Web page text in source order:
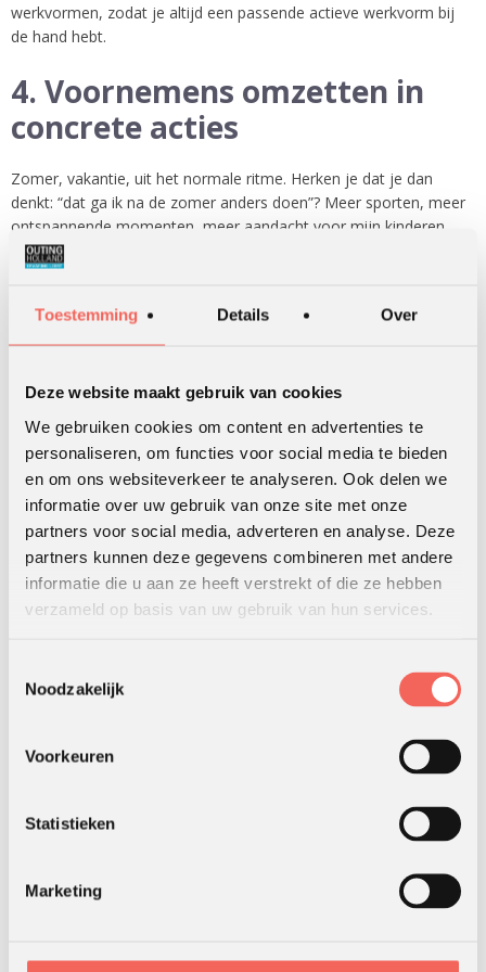
Toestemming Details Over
Deze website maakt gebruik van cookies
We gebruiken cookies om content en advertenties te
personaliseren, om functies voor social media te bieden
en om ons websiteverkeer te analyseren. Ook delen we
informatie over uw gebruik van onze site met onze
partners voor social media, adverteren en analyse. Deze
partners kunnen deze gegevens combineren met andere
informatie die u aan ze heeft verstrekt of die ze hebben
verzameld op basis van uw gebruik van hun services.
Noodzakelijk
Voorkeuren
Statistieken
Marketing
werkvormen, zodat je altijd een passende actieve werkvorm bij
de hand hebt.
4. Voornemens omzetten in
concrete acties
Zomer, vakantie, uit het normale ritme. Herken je dat je dan
denkt: “dat ga ik na de zomer anders doen”? Meer sporten, meer
ontspannende momenten, meer aandacht voor mijn kinderen,
niet meer antwoorden op de vraag van anderen “
Druk”. We weten allemaal hoe lastig het is om gedrag te
Laddervan Ben Tiggelaar je echt helpen om voornemens om te
zetten in concrete acties. Tiggelaar heeft de weg van veranderen
Doel
: de ontwikkeling die je wil zien (resultaat).
Gedrag: dat wat je daadwerkelijk ziet veranderen: concreet
gedrag dat je kunt voordoen en nadoen.
Support : ondersteuning om het gedrag uit te voeren
Je loopt de ladder eerst van boven naar beneden door (bij het
maken van je plan) en daarna van beneden naar boven (bij het
info@outingholland.nl.
KUNNEN ZIJN?